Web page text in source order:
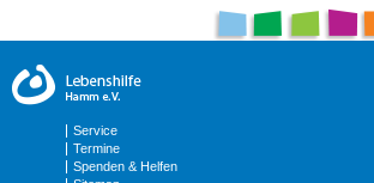
Service
Termine
Spenden & Helfen